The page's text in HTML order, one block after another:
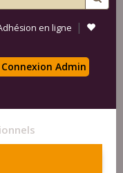
en ligne |
Admin